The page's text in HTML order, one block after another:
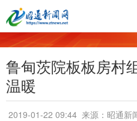
鲁甸茨院板板房村
温暖
2019-01-22 09:44 来源：昭通新